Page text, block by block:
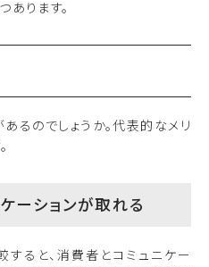
ります。
るのでしょうか。代表的なメリ
ーションが取れる
ると、消費者とコミュニケー